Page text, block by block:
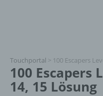
Touchportal > 100 Escapers
100 Escapers
14, 15 Lösung